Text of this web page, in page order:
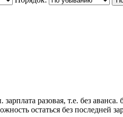
разовая, т.е. без
остаться без последней